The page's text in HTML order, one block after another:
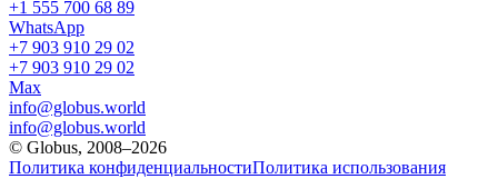
+1 555 700 68 89
WhatsApp
+7 903 910 29 02
+7 903 910 29 02
Max
info@globus.world
info@globus.world
© Globus, 2008–2026
Политика конфиденциальностиПолитика использования